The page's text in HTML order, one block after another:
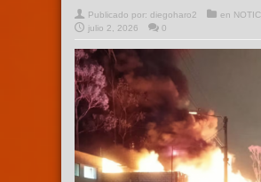
Publicado por: diegoharo2 en
julio 2, 2026
0